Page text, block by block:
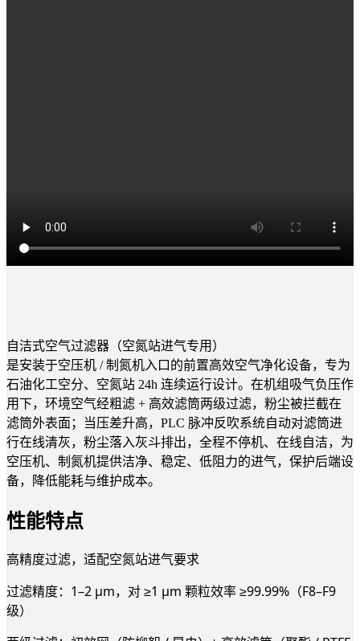
自洁式空气过滤器（空氮站进气专用）
是安装于空压机 / 制氮机入口的前置高效空气净化设备，专为
石油化工空分、空氮站 24h 连续运行设计。在机组吸气负压作
用下，环境空气经粗滤 + 高效滤筒两级过滤，粉尘被拦截在
滤筒外表面；当压差升高，PLC 脉冲反吹系统自动对滤筒进
行在线清灰，粉尘落入灰斗排出，全程不停机、在线自洁，为
空压机、制氮机提供洁净、稳定、低阻力的进气，保护后端设
备，降低能耗与维护成本。
性能特点
高精度过滤，适配空氮站进气要求
过滤精度：1–2 μm，对 ≥1 μm 颗粒效率 ≥99.99%（F8–F9
级）